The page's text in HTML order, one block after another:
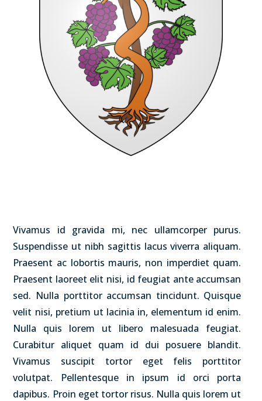
Vivamus id gravida mi, nec ullamcorper purus.
Suspendisse ut nibh sagittis lacus viverra aliquam.
Praesent ac lobortis mauris, non imperdiet quam.
Praesent laoreet elit nisi, id feugiat ante accumsan
sed. Nulla porttitor accumsan tincidunt. Quisque
velit nisi, pretium ut lacinia in, elementum id enim.
Nulla quis lorem ut libero malesuada feugiat.
Curabitur aliquet quam id dui posuere blandit.
Vivamus suscipit tortor eget felis porttitor
volutpat. Pellentesque in ipsum id orci porta
dapibus. Proin eget tortor risus. Nulla quis lorem ut